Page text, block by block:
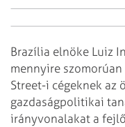
Brazília elnöke Luiz
mennyire szomorúan
Street-i cégeknek az
gazdaságpolitikai
irányvonalakat a